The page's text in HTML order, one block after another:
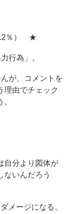
％） ★
行為」。
が、コメントを
理由でチェック
自分より図体が
ないんだろう
メージになる。